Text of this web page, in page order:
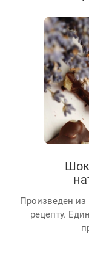
Произведен из
рецепту.